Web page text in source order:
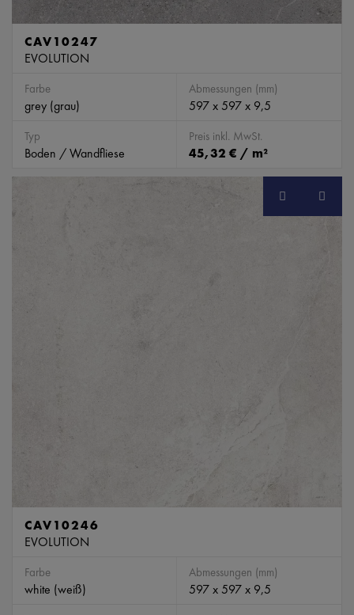
CAV10247
EVOLUTION
Farbe
grey (grau)
Abmessungen (mm)
597 x 597 x 9,5
Typ
Boden / Wandfliese
Preis inkl. MwSt.
45,32 € / m²
CAV10246
EVOLUTION
Farbe
white (weiß)
Abmessungen (mm)
597 x 597 x 9,5